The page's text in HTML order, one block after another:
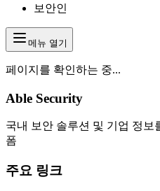
보안인
메뉴 열기
페이지를 확인하는 중...
Able Security
국내 보안 솔루션 및 기업 정보
폼
주요 링크